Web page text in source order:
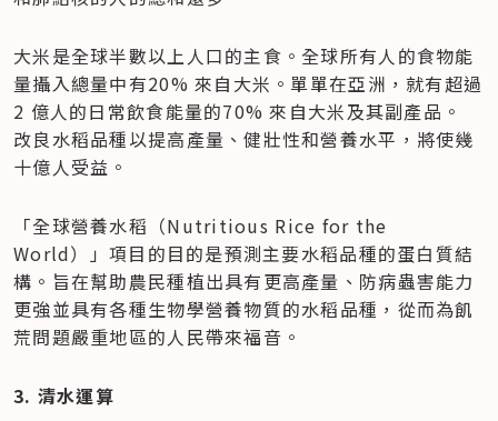
大米是全球半數以上人口的主食。全球所有人的食物能
量攝入總量中有20% 來自大米。單單在亞洲，就有超過
2 億人的日常飲食能量的70% 來自大米及其副產品。
改良水稻品種以提高產量、健壯性和營養水平，將使幾
十億人受益。
「全球營養水稻（Nutritious Rice for the
World）」項目的目的是預測主要水稻品種的蛋白質結
構。旨在幫助農民種植出具有更高產量、防病蟲害能力
更強並具有各種生物學營養物質的水稻品種，從而為飢
荒問題嚴重地區的人民帶來福音。
3. 清水運算